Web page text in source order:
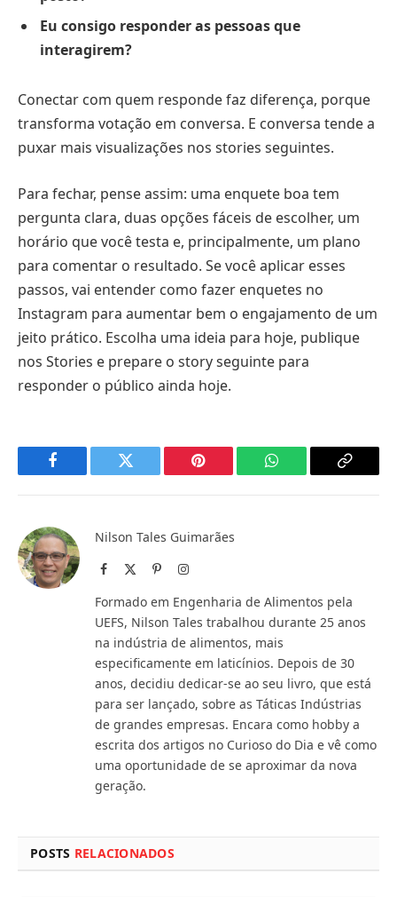
Eu consigo responder as pessoas que
interagirem?
Conectar com quem responde faz diferença, porque
transforma votação em conversa. E conversa tende a
puxar mais visualizações nos stories seguintes.
Para fechar, pense assim: uma enquete boa tem
pergunta clara, duas opções fáceis de escolher, um
horário que você testa e, principalmente, um plano
para comentar o resultado. Se você aplicar esses
passos, vai entender como fazer enquetes no
Instagram para aumentar bem o engajamento de um
jeito prático. Escolha uma ideia para hoje, publique
nos Stories e prepare o story seguinte para
responder o público ainda hoje.
Facebook Twitter Pinterest WhatsApp Copy
Nilson Tales Guimarães
Facebook PinterestInstagram
Formado em Engenharia de Alimentos pela
UEFS, Nilson Tales trabalhou durante 25 anos
na indústria de alimentos, mais
especificamente em laticínios. Depois de 30
anos, decidiu dedicar-se ao seu livro, que está
para ser lançado, sobre as Táticas Indústrias
de grandes empresas. Encara como hobby a
escrita dos artigos no Curioso do Dia e vê como
uma oportunidade de se aproximar da nova
geração.
POSTS RELACIONADOS